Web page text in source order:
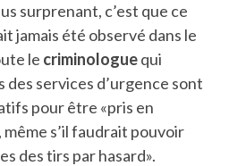
surprenant, c’est que ce
jamais été observé dans le
le criminologuequi
services d’urgence sont
pour être «pris en
s’il faudrait pouvoir
des tirs par hasard».